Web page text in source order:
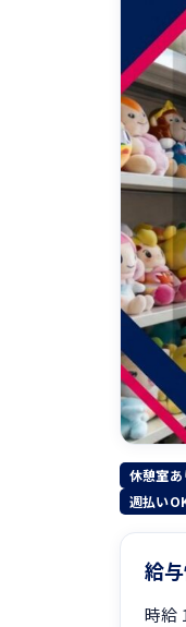
休憩室あ
週払い
給
時給